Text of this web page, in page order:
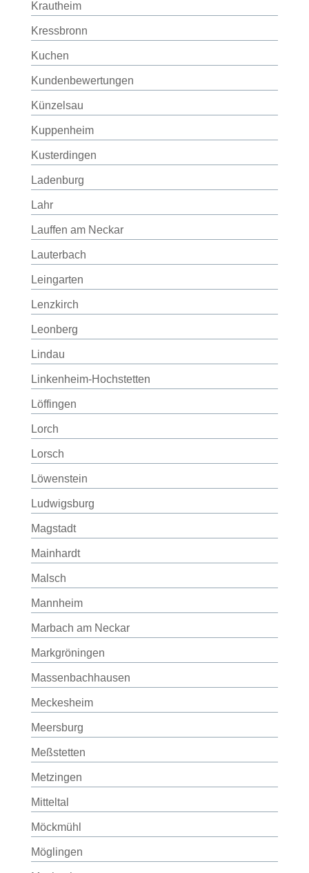
Krautheim
Kressbronn
Kuchen
Kundenbewertungen
Künzelsau
Kuppenheim
Kusterdingen
Ladenburg
Lahr
Lauffen am Neckar
Lauterbach
Leingarten
Lenzkirch
Leonberg
Lindau
Linkenheim-Hochstetten
Löffingen
Lorch
Lorsch
Löwenstein
Ludwigsburg
Magstadt
Mainhardt
Malsch
Mannheim
Marbach am Neckar
Markgröningen
Massenbachhausen
Meckesheim
Meersburg
Meßstetten
Metzingen
Mitteltal
Möckmühl
Möglingen